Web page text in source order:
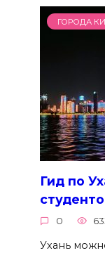
ГОРОДА
Гид по
0
Ухань